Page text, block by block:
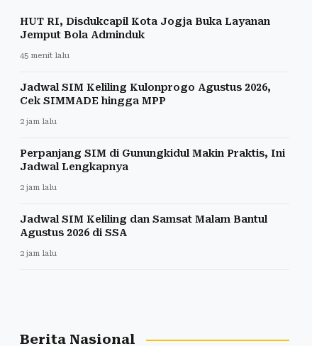
HUT RI, Disdukcapil Kota Jogja Buka Layanan
Jemput Bola Adminduk
45 menit lalu
Jadwal SIM Keliling Kulonprogo Agustus 2026,
Cek SIMMADE hingga MPP
2 jam lalu
Perpanjang SIM di Gunungkidul Makin Praktis, Ini
Jadwal Lengkapnya
2 jam lalu
Jadwal SIM Keliling dan Samsat Malam Bantul
Agustus 2026 di SSA
2 jam lalu
Berita Nasional